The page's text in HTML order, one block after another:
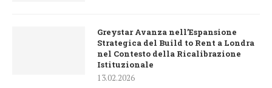
Greystar Avanza nell’Espansione
Strategica del Build to Rent a Londra
nel Contesto della Ricalibrazione
Istituzionale
13.02.2026